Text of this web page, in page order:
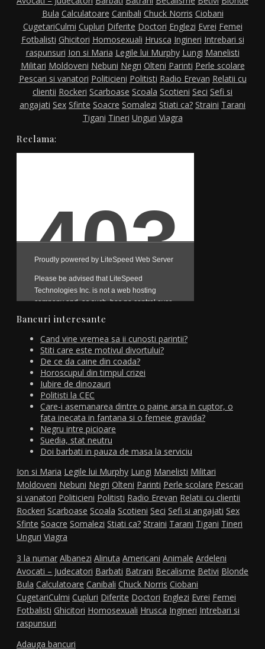
Bula Calculatoare Canibali Chuck Norris Ciobani
CugetariCulmi Cupluri Diferite Doctori Englezi Evrei Femei
Fotbalisti Ghicitori Homosexuali Hrusca Ingineri Intrebari si
raspunsuri Ion si Maria Legile lui Murphy Lungi Manelisti
Militari Moldoveni Nebuni Negri Olteni Parinti Perle scolare
Pescari si vanatori Politicieni Politisti Radio Erevan Relatii cu
clientii Rockeri Scarboase Scoala Scotieni Seci Sefi si
angajati Sex Sfinte Soacre Somalezi Stiati ca? Straini Tarani
Tigani Tineri Unguri Viagra
Reclama:
Bancuri interesante
Cand vine vremea sa ii cunosti parintii?
Stiti care este motivul divortului?
De ce da caine din coada?
Horoscupul din timpul crizei
Iubire de dinozauri
Politisti la CEC
Care-i asemanarea dintre o paine arsa in cuptor, o
fata inecata in fantana si o femeie gravida?
Negru intre picioare
Suedia, stat neutru
Doi barbati in pauza de masa la serviciu
Ion si Maria Legile lui Murphy Lungi Manelisti Militari
Moldoveni Nebuni Negri Olteni Parinti Perle scolare Pescari
si vanatori Politicieni Politisti Radio Erevan Relatii cu clientii
Rockeri Scarboase Scoala Scotieni Seci Sefi si angajati Sex
Sfinte Soacre Somalezi Stiati ca? Straini Tarani Tigani Tineri
Unguri Viagra
3 la numar Albanezi Alinuta Americani Animale Ardeleni
Avocati – Judecatori Barbati Batrani Becalisme Betivi Blonde
Bula Calculatoare Canibali Chuck Norris Ciobani
CugetariCulmi Cupluri Diferite Doctori Englezi Evrei Femei
Fotbalisti Ghicitori Homosexuali Hrusca Ingineri Intrebari si
raspunsuri
Adauga bancuri